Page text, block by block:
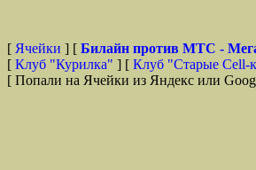
[ Ячейки ] [ Билайн против МТС -
[ Клуб "Курилка" ] [ Клуб "Старые Сell-
[ Попали на Ячейки из Яндекс или